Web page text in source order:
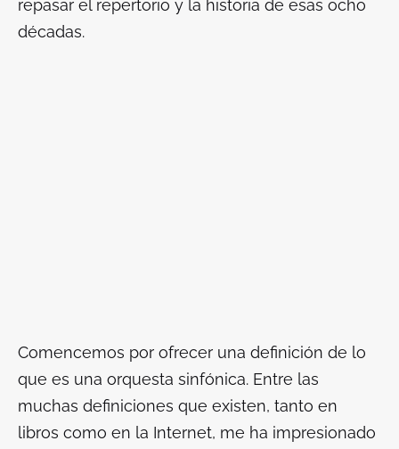
repasar el repertorio y la historia de esas ocho
décadas.
Comencemos por ofrecer una definición de lo
que es una orquesta sinfónica. Entre las
muchas definiciones que existen, tanto en
libros como en la Internet, me ha impresionado